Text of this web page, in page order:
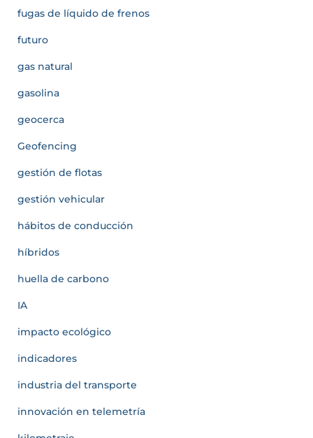
fugas de líquido de frenos
futuro
gas natural
gasolina
geocerca
Geofencing
gestión de flotas
gestión vehicular
hábitos de conducción
híbridos
huella de carbono
IA
impacto ecológico
indicadores
industria del transporte
innovación en telemetría